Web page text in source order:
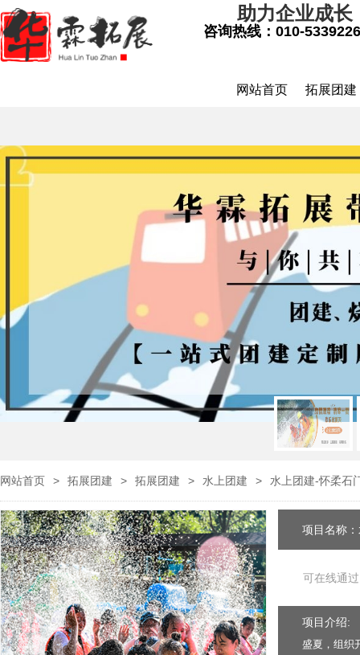
助力企业成
咨询热线： 010-
网站首页 拓展团建
网站首页 > 拓展团建 > 拓展团建 > 水上团建 > 水上团建-怀柔石
项目名称
可在线通
项目介绍:
盛夏，组织